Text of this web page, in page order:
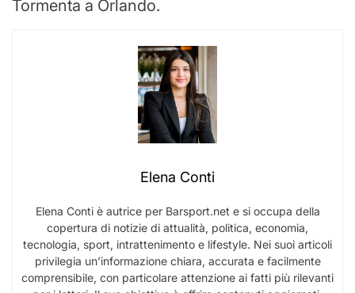
Tormenta a Orlando.
Elena Conti
Elena Conti è autrice per Barsport.net e si occupa della
copertura di notizie di attualità, politica, economia,
tecnologia, sport, intrattenimento e lifestyle. Nei suoi articoli
privilegia un’informazione chiara, accurata e facilmente
comprensibile, con particolare attenzione ai fatti più rilevanti